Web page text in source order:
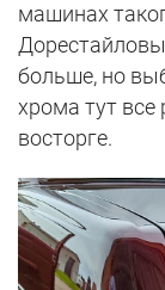
машинах
больше, но
хрома тут все
восторге.